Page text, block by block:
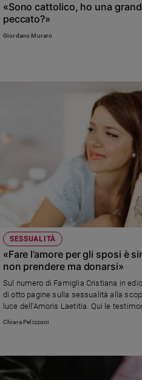
«Sono cattolico, ho una
peccato?»
Giordano Muraro
SESSUALITÀ
«Fare l’amore per gli sposi è
non prendere ma donarsi»
Sul numero di Famiglia Cristiana in
di otto pagine sulla sessualità alla
luce dell’Amoris Laetitia. Qui le
Sophie e Giulia
Chiara Pelizzoni